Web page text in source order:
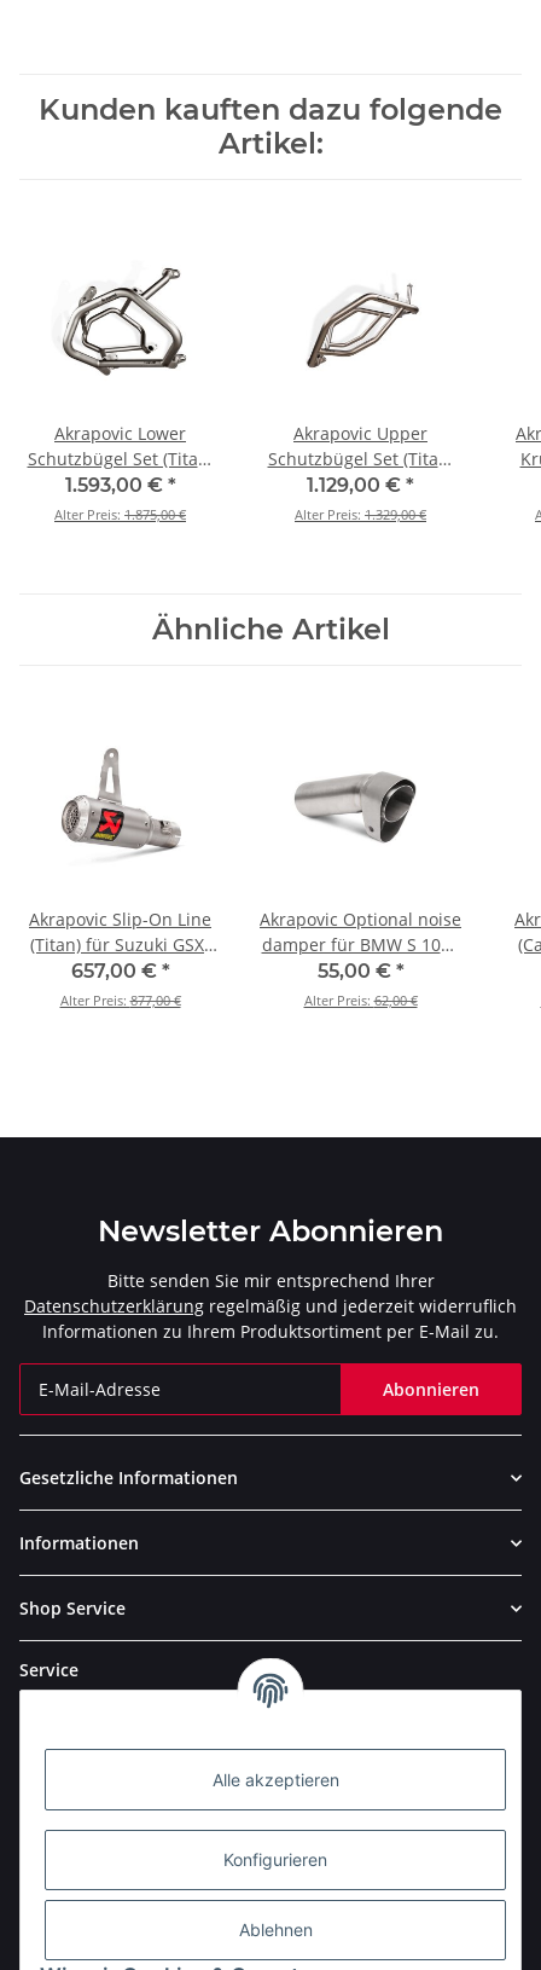
Alle akzeptieren
Konfigurieren
Ablehnen
Kunden kauften dazu folgende
Artikel:
Akrapovic Lower
Schutzbügel Set (Titan)
für BMW R 1250 GS /
ADVENTURE - BJ. 2019 >
1.593,00 € *
Alter Preis: 1.875,00 €
Akrapovic Upper
Schutzbügel Set (Titan)
für BMW R 1250 GS /
ADVENTURE - BJ. 2019 >
1.129,00 € *
Alter Preis: 1.329,00 €
Ähnliche Artikel
Akrapovic Slip-On Line
(Titan) für Suzuki GSX-
R1000R - BJ. 2017 > 2025
(S-S10SO13-CUBT)
657,00 € *
Alter Preis:877,00 €
Akrapovic Optional noise
damper für BMW S 1000
RR - BJ. 2019 > 2026 (V-
TUV111)
55,00 € *
Alter Preis:62,00 €
Newsletter Abonnieren
Bitte senden Sie mir entsprechend Ihrer
Datenschutzerklärung regelmäßig und jederzeit widerruflich
Informationen zu Ihrem Produktsortiment per E-Mail zu.
Abonnieren
Gesetzliche Informationen
Informationen
Shop Service
Service